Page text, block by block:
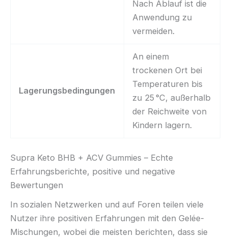
Nach Ablauf ist die
Anwendung zu
vermeiden.
Lagerungsbedingungen
An einem
trockenen Ort bei
Temperaturen bis
zu 25 °C, außerhalb
der Reichweite von
Kindern lagern.
Supra Keto BHB + ACV Gummies – Echte
Erfahrungsberichte, positive und negative
Bewertungen
In sozialen Netzwerken und auf Foren teilen viele
Nutzer ihre positiven Erfahrungen mit den Gelée-
Mischungen, wobei die meisten berichten, dass sie